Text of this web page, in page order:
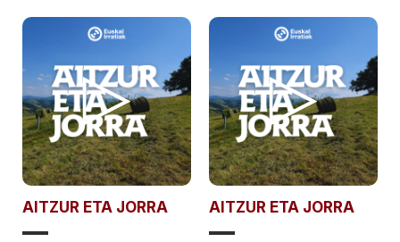
AITZUR ETA JORRA AITZUR ETA JORRA